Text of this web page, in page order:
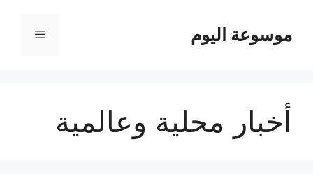
موسوعة اليوم القائمة
أخبار محلية وعالمية